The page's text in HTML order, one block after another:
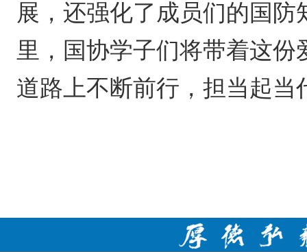
展，还强化了成员们的国防
里， 国协学子们将带着这份
道路上不断前行， 担当起当